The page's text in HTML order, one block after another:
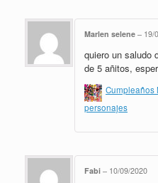
Marlen selene – 19/
quiero un saludo
de 5 añitos,
Cumpleaños
personajes
Fabi – 10/09/2020